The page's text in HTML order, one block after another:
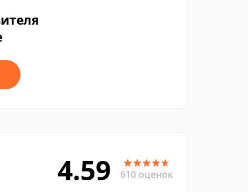
4.59 610 оценок